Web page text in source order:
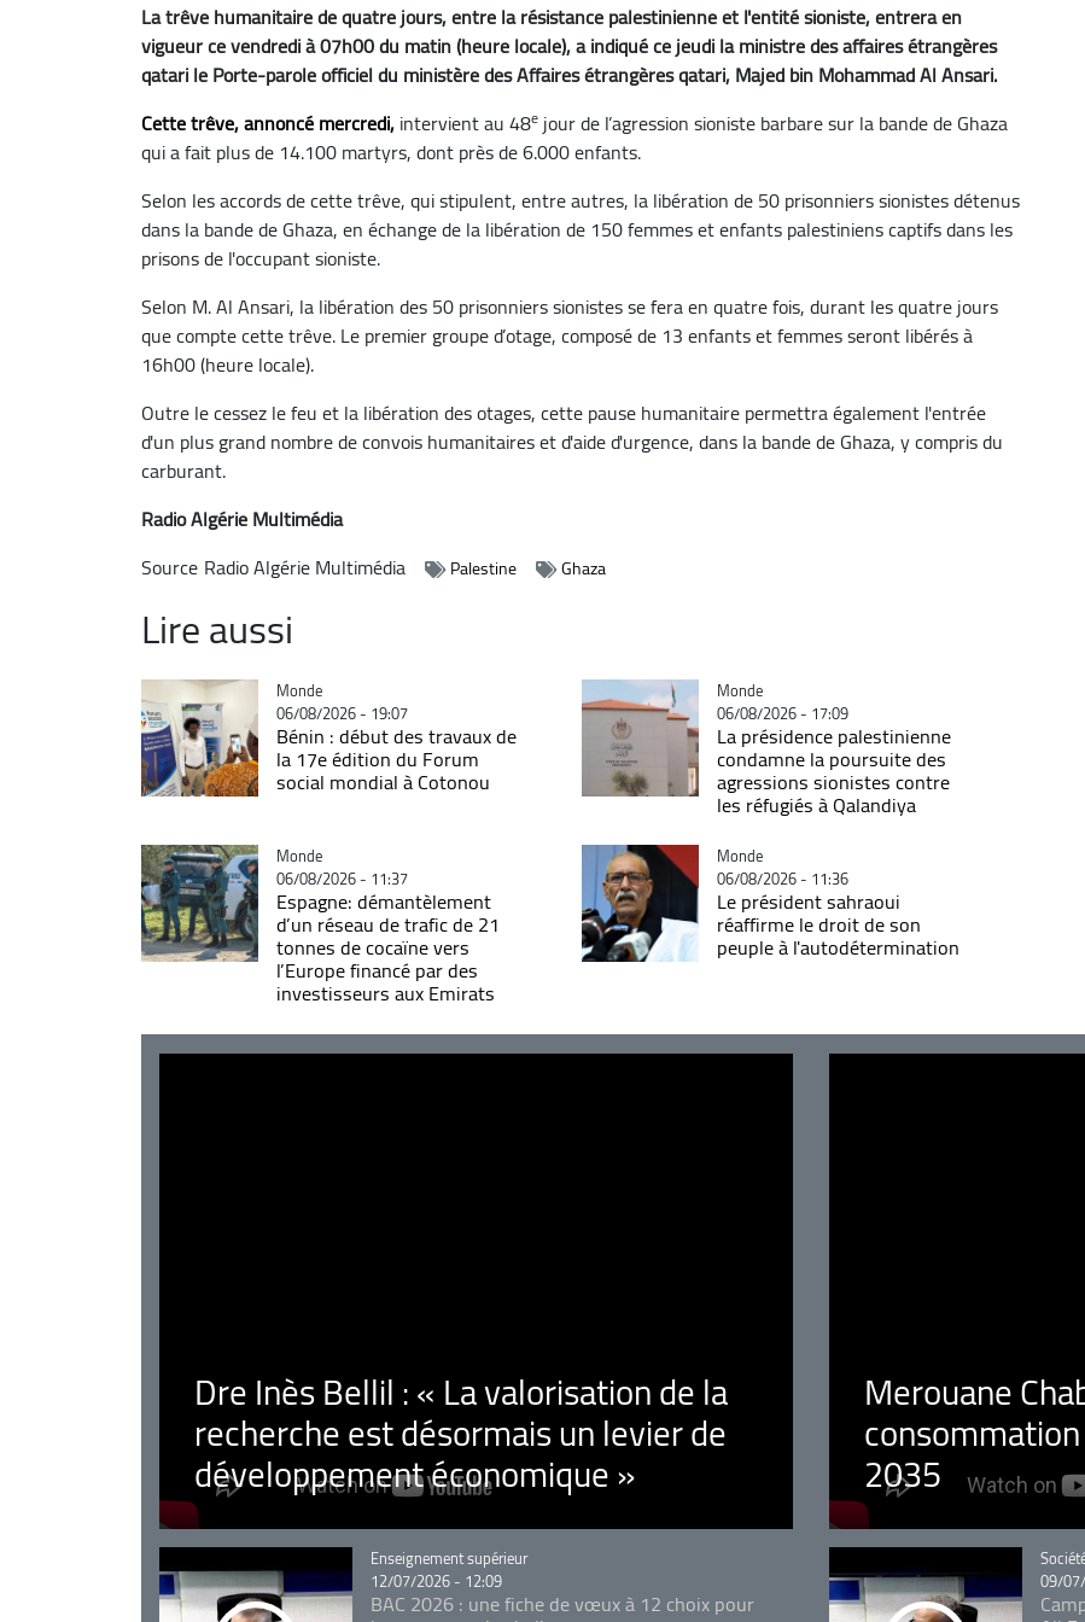
La trêve humanitaire de quatre jours, entre la résistance palestinienne et l'entité sioniste, entrera en
vigueur ce vendredi à 07h00 du matin (heure locale), a indiqué ce jeudi la ministre des affaires étrangères
qatari le Porte-parole officiel du ministère des Affaires étrangères qatari, Majed bin Mohammad Al Ansari.
Cette trêve, annoncé mercredi,intervient au 48ejour de l’agression sioniste barbare sur la bande de Ghaza
qui a fait plus de 14.100 martyrs, dont près de 6.000 enfants.
Selon les accords de cette trêve, qui stipulent, entre autres, la libération de 50 prisonniers sionistes détenus
dans la bande de Ghaza, en échange de la libération de 150 femmes et enfants palestiniens captifs dans les
prisons de l'occupant sioniste.
Selon M. Al Ansari, la libération des 50 prisonniers sionistes se fera en quatre fois, durant les quatre jours
que compte cette trêve. Le premier groupe d’otage, composé de 13 enfants et femmes seront libérés à
16h00 (heure locale).
Outre le cessez le feu et la libération des otages, cette pause humanitaire permettra également l'entrée
d'un plus grand nombre de convois humanitaires et d'aide d'urgence, dans la bande de Ghaza, y compris du
carburant.
Radio Algérie Multimédia
Source Radio Algérie Multimédia Palestine Ghaza
Lire aussi
Catégorie
Monde
06/08/2026 - 19:07
Bénin : début des travaux de
la 17e édition du Forum
social mondial à Cotonou
Catégorie
Monde
06/08/2026 - 17:09
La présidence palestinienne
condamne la poursuite des
agressions sionistes contre
les réfugiés à Qalandiya
Catégorie
Monde
06/08/2026 - 11:37
Espagne: démantèlement
d’un réseau de trafic de 21
tonnes de cocaïne vers
l’Europe financé par des
investisseurs aux Emirats
Catégorie
Monde
06/08/2026 - 11:36
Le président sahraoui
réaffirme le droit de son
peuple à l'autodétermination
Dre Inès Bellil : « La valorisation de la
recherche est désormais un levier de
développement économique »
Merouane
2035
Catégorie
Enseignement supérieur
12/07/2026 - 12:09
BAC 2026 : une fiche de vœux à 12 choix pour
09/